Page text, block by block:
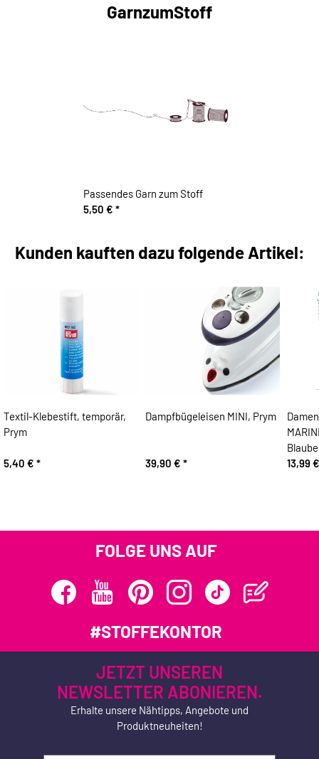
GarnzumStoff
Passendes Garn zum Stoff
5,50 € *
Kunden kauften dazu folgende Artikel:
Textil-Klebestift, temporär,
Prym
5,40 € *
Dampfbügeleisen MINI, Prym
39,90 € *
13,99
FOLGE UNS AUF
#STOFFEKONTOR
JETZT UNSEREN
NEWSLETTER ABONIEREN.
Erhalte unsere Nähtipps, Angebote und
Produktneuheiten!